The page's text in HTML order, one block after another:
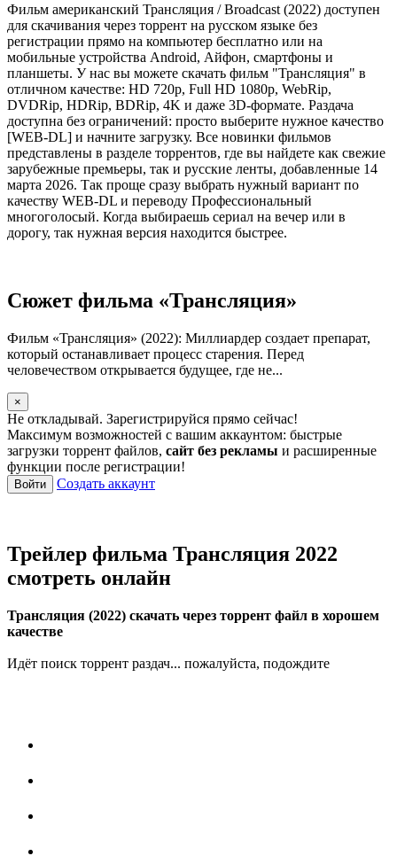
Фильм американский Трансляция / Broadcast (2022) доступен
для скачивания через торрент на русском языке без
регистрации прямо на компьютер бесплатно или на
мобильные устройства Android, Айфон, смартфоны и
планшеты. У нас вы можете скачать фильм "Трансляция" в
отличном качестве: HD 720p, Full HD 1080p, WebRip,
DVDRip, HDRip, BDRip, 4K и даже 3D-формате. Раздача
доступна без ограничений: просто выберите нужное качество
[WEB-DL] и начните загрузку. Все новинки фильмов
представлены в разделе торрентов, где вы найдете как свежие
зарубежные премьеры, так и русские ленты, добавленные 14
марта 2026. Так проще сразу выбрать нужный вариант по
качеству WEB-DL и переводу Профессиональный
многоголосый. Когда выбираешь сериал на вечер или в
дорогу, так нужная версия находится быстрее.
Сюжет фильма «Трансляция»
Фильм «Трансляция» (2022): Миллиардер создает препарат,
который останавливает процесс старения. Перед
человечеством открывается будущее, где не...
×
Не откладывай. Зарегистрируйся прямо сейчас!
Максимум возможностей с вашим аккаунтом: быстрые
загрузки торрент файлов, сайт без рекламы и расширенные
функции после регистрации!
Войти Создать аккаунт
Трейлер фильма Трансляция 2022
смотреть онлайн
Трансляция (2022) скачать через торрент файл в хорошем
качестве
Идёт поиск торрент раздач... пожалуйста, подождите